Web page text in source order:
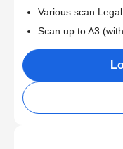
Various scan
Scan up to A3